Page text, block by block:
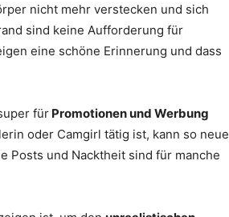
nicht mehr verstecken und sich
sind keine Aufforderung für
eine schöne Erinnerung und dass
für Promotionen und Werbung
oder Camgirl tätig ist, kann so neue
Posts und Nacktheit sind für manche